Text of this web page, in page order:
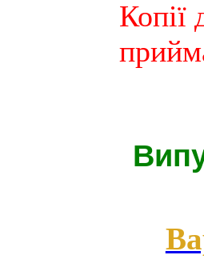
Копії